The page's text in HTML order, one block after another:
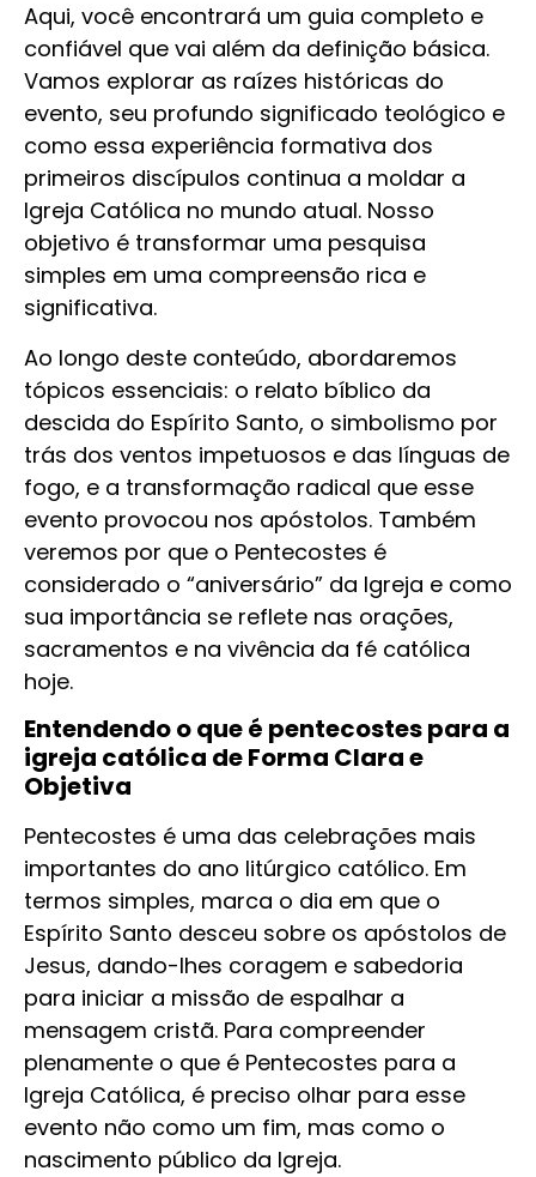
Aqui, você encontrará um guia completo e
confiável que vai além da definição básica.
Vamos explorar as raízes históricas do
evento, seu profundo significado teológico e
como essa experiência formativa dos
primeiros discípulos continua a moldar a
Igreja Católica no mundo atual. Nosso
objetivo é transformar uma pesquisa
simples em uma compreensão rica e
significativa.
Ao longo deste conteúdo, abordaremos
tópicos essenciais: o relato bíblico da
descida do Espírito Santo, o simbolismo por
trás dos ventos impetuosos e das línguas de
fogo, e a transformação radical que esse
evento provocou nos apóstolos. Também
veremos por que o Pentecostes é
considerado o “aniversário” da Igreja e como
sua importância se reflete nas orações,
sacramentos e na vivência da fé católica
hoje.
Entendendo o que é pentecostes para a
igreja católica de Forma Clara e
Objetiva
Pentecostes é uma das celebrações mais
importantes do ano litúrgico católico. Em
termos simples, marca o dia em que o
Espírito Santo desceu sobre os apóstolos de
Jesus, dando-lhes coragem e sabedoria
para iniciar a missão de espalhar a
mensagem cristã. Para compreender
plenamente o que é Pentecostes para a
Igreja Católica, é preciso olhar para esse
evento não como um fim, mas como o
nascimento público da Igreja.